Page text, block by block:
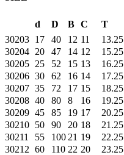
d
D B C T
30203 17 40 12 11 13.25
30204 20 47 14 12 15.25
30205 25 52 15 13 16.25
30206 30 62 16 14 17.25
30207 35 72 17 15 18.25
30208 40 80 8 16 19.25
30209 45 85 19 17 20.25
30210 50 90 20 18 21.25
30211
55 100 21 19 22.25
30212 60 110 22 20 23.25